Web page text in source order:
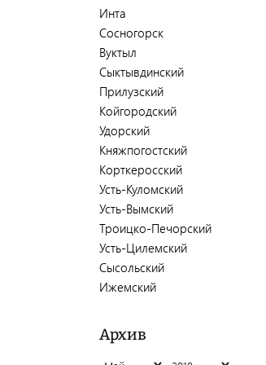
Инта
Сосногорск
Вуктыл
Сыктывдинский
Прилузский
Койгородский
Удорский
Княжпогостский
Корткеросский
Усть-Куломский
Усть-Вымский
Троицко-Печорский
Усть-Цилемский
Сысольский
Ижемский
Архив